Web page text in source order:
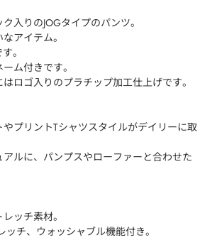
入りのJOGタイプのパンツ。
アイテム。
。
ム付きです。
ロゴ入りのプラチップ加工仕上げです。
プリントTシャツスタイルがデイリーに取
ルに、パンプスやローファーと合わせた
ッチ素材。
チ、ウォッシャブル機能付き。